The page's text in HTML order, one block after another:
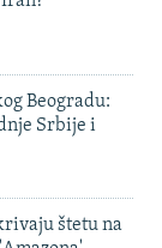
Beogradu:
Srbije i
štetu na